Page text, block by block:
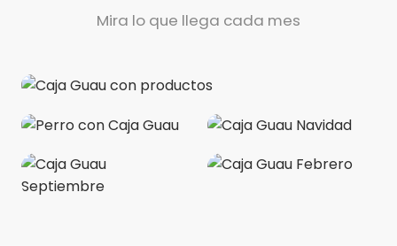
Mira lo que llega cada mes